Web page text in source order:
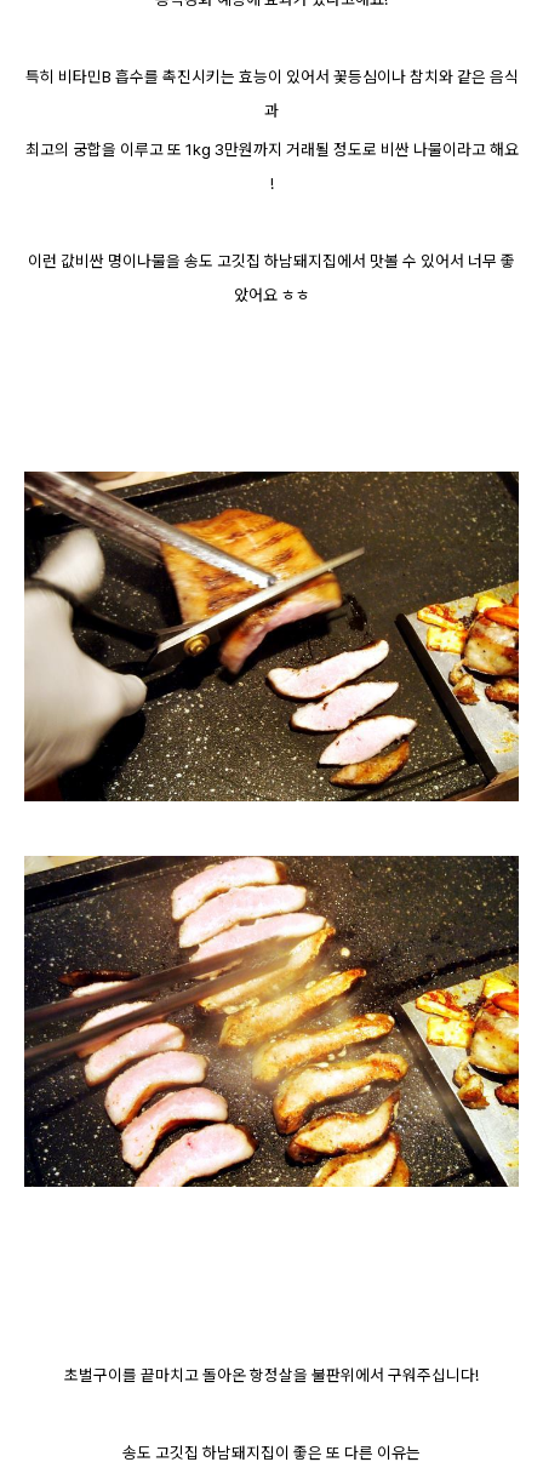
특히 비타민B 흡수를 촉진시키는 효능이 있어서 꽃등심이나 참치와 같은 음식
과
최고의 궁합을 이루고 또 1kg 3만원까지 거래될 정도로 비싼 나물이라고 해요
!
이런 값비싼 명이나물을 송도 고깃집 하남돼지집에서 맛볼 수 있어서 너무 좋
았어요 ㅎㅎ
초벌구이를 끝마치고 돌아온 항정살을 불판위에서 구워주십니다!
송도 고깃집 하남돼지집이 좋은 또 다른 이유는